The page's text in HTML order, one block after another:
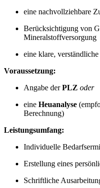
eine nachvollziehbare
Berücksichtigung von
Mineralstoffversorgung
eine klare,
Voraussetzung:
Angabe derPLZ oder
eine Heuanalyse
Berechnung)
Leistungsumfang:
Individuelle
Erstellung eines
Schriftliche